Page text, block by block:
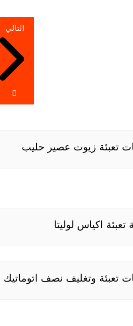
التالي
تعبئة زيوت عصير حليب
تعبئة اكياس لوليتا
تعبئة وتغليف نصف اتوماتيك